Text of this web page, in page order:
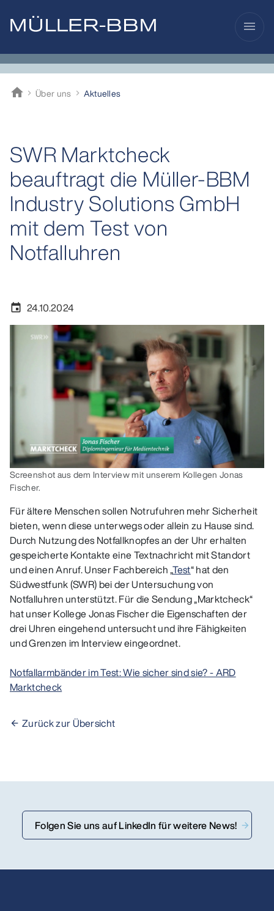
menu
home
Müller-BBMÜber uns Aktuelles
SWR Marktcheck
beauftragt die Müller-BBM
Industry Solutions GmbH
mit dem Test von
Notfalluhren
event 24.10.2024
Screenshot aus dem Interview mit unserem Kollegen Jonas
Fischer.
Für ältere Menschen sollen Notrufuhren mehr Sicherheit
bieten, wenn diese unterwegs oder allein zu Hause sind.
Durch Nutzung des Notfallknopfes an der Uhr erhalten
gespeicherte Kontakte eine Textnachricht mit Standort
und einen Anruf. Unser Fachbereich „Test“ hat den
Südwestfunk (SWR) bei der Untersuchung von
Notfalluhren unterstützt. Für die Sendung „Marktcheck“
hat unser Kollege Jonas Fischer die Eigenschaften der
drei Uhren eingehend untersucht und ihre Fähigkeiten
und Grenzen im Interview eingeordnet.
Notfallarmbänder im Test: Wie sicher sind sie? - ARD
Marktcheck
Zurück zur Übersicht
Folgen Sie uns auf LinkedIn für weitere News!